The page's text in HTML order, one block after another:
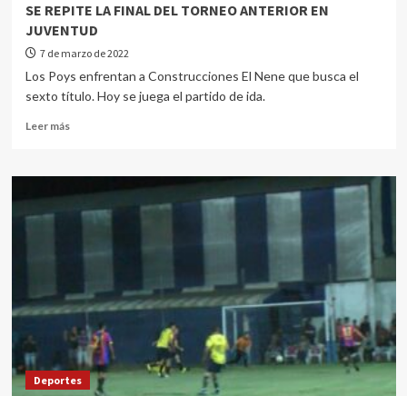
SE REPITE LA FINAL DEL TORNEO ANTERIOR EN
JUVENTUD
7 de marzo de 2022
Los Poys enfrentan a Construcciones El Nene que busca el
sexto título. Hoy se juega el partido de ida.
Leer más
Deportes